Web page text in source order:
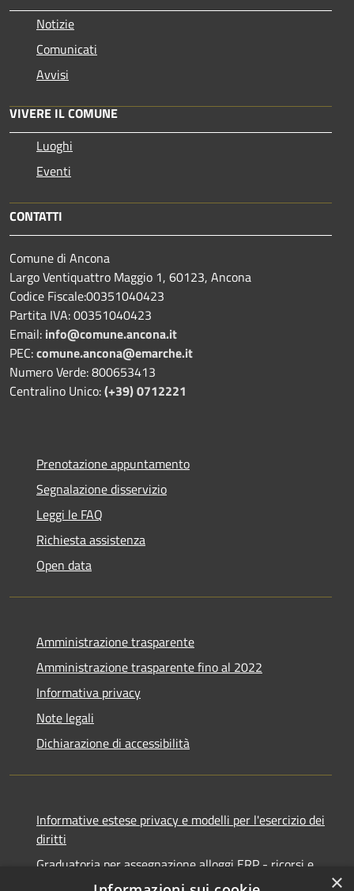
Notizie
Comunicati
Avvisi
VIVERE IL COMUNE
Luoghi
Eventi
CONTATTI
Comune di Ancona
Largo Ventiquattro Maggio 1, 60123, Ancona
Codice Fiscale:00351040423
Partita IVA: 00351040423
Email: info@comune.ancona.it
PEC:comune.ancona@emarche.it
Numero Verde: 800653413
Centralino Unico:(+39) 0712221
Prenotazione appuntamento
Segnalazione disservizio
Leggi le FAQ
Richiesta assistenza
Open data
Amministrazione trasparente
Amministrazione trasparente fino al 2022
Informativa privacy
Note legali
Dichiarazione di accessibilità
Informative estese privacy e modelli per l'esercizio dei
diritti
Graduatoria per assegnazione alloggi ERP - ricorsi e
×